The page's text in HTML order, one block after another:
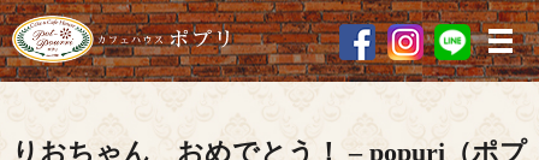
メ
りおちゃん おめでとう！ – popuri（ポプ